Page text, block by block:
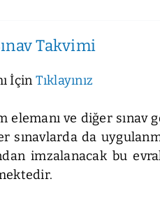
Takvimi
İçin Tıklayınız
ve diğer
da
imzalanacak bu